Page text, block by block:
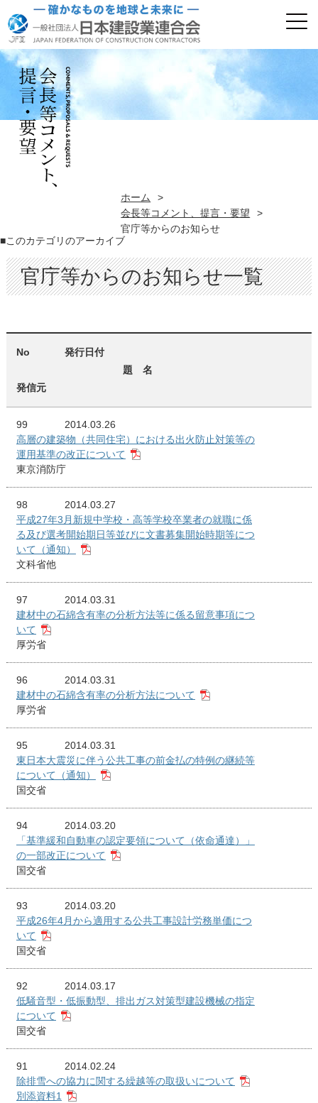
ホーム
>
会長等コメント、提言・要望
>
官庁等からのお知らせ
官庁等からのお知らせ一覧
No
発行日付
題 名
発信元
99
2014.03.26
高層の建築物（共同住宅）における出火防止対策等の
運用基準の改正について
東京消防庁
98
2014.03.27
平成27年3月新規中学校・高等学校卒業者の就職に係
る及び選考開始期日等並びに文書募集開始時期等につ
いて（通知）
文科省他
97
2014.03.31
建材中の石綿含有率の分析方法等に係る留意事項につ
いて
厚労省
96
2014.03.31
建材中の石綿含有率の分析方法について
厚労省
95
2014.03.31
東日本大震災に伴う公共工事の前金払の特例の継続等
について（通知）
国交省
94
2014.03.20
「基準緩和自動車の認定要領について（依命通達）」
の一部改正について
国交省
93
2014.03.20
平成26年4月から適用する公共工事設計労務単価につ
いて
国交省
92
2014.03.17
低騒音型・低振動型、排出ガス対策型建設機械の指定
について
国交省
91
2014.02.24
除排雪への協力に関する繰越等の取扱いについて
別添資料1
■このカテゴリのアーカイブ